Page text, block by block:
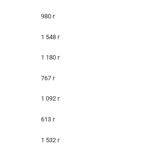
980 г
1 548 г
1 180 г
767 г
1 092 г
613 г
1 532 г